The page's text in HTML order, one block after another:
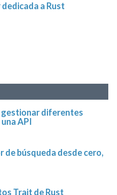
a Rust
diferentes
API
de búsqueda desde cero,
Trait de Rust